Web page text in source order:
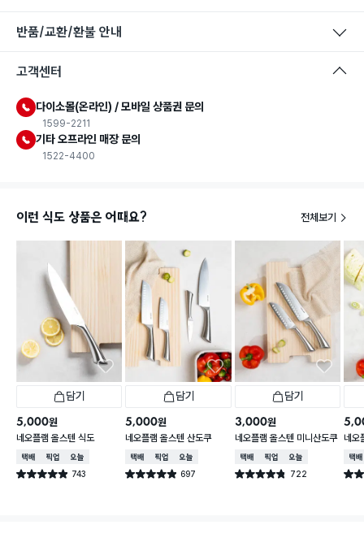
반품/교환/환불 안내
고객센터
다이소몰(온라인) / 모바일 상품권 문의
1599-2211
기타 오프라인 매장 문의
1522-4400
이런 식도 상품은 어때요? 전체보기
담기
5,000원
네오플램 올스텐 식도
택배배송매장픽업오늘배송
별점 4.9점 743
건 작성
담기
5,000원
네오플램 올스텐 산도쿠
택배배송매장픽업오늘배송
별점 4.9점 697
건 작성
담기
3,000원
네오플램 올스텐 미니산도쿠
택배배송매장픽업오늘배송
별점 4.8점 722
건 작성
네오
택배
별점